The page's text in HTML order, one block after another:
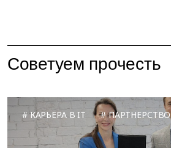
Советуем прочесть
КАРЬЕРА В IT ПАРТНЕРСТВО